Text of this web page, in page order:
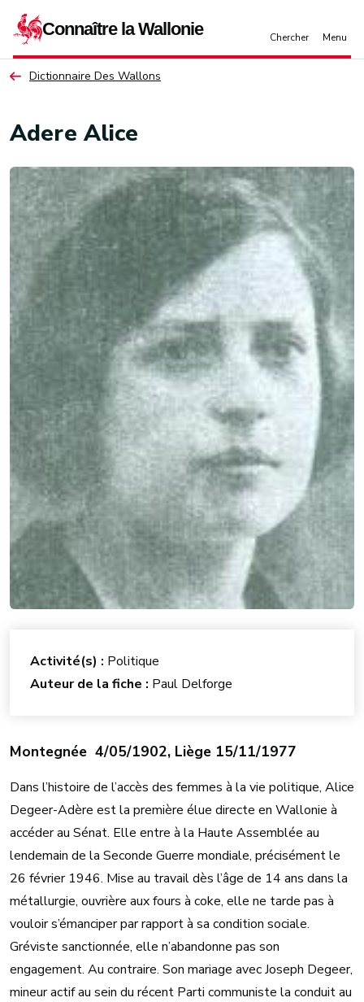
Dictionnaire Des Wallons
Adere Alice
Montegnée 4/05/1902, Liège 15/11/1977
Dans l’histoire de l’accès des femmes à la vie politique, Alice
Degeer-Adère est la première élue directe en Wallonie à
accéder au Sénat. Elle entre à la Haute Assemblée au
lendemain de la Seconde Guerre mondiale, précisément le
26 février 1946. Mise au travail dès l’âge de 14 ans dans la
métallurgie, ouvrière aux fours à coke, elle ne tarde pas à
vouloir s’émanciper par rapport à sa condition sociale.
Gréviste sanctionnée, elle n’abandonne pas son
engagement. Au contraire. Son mariage avec Joseph Degeer,
mineur actif au sein du récent Parti communiste la conduit au
Activité(s) : Politique
Auteur de la fiche : Paul Delforge